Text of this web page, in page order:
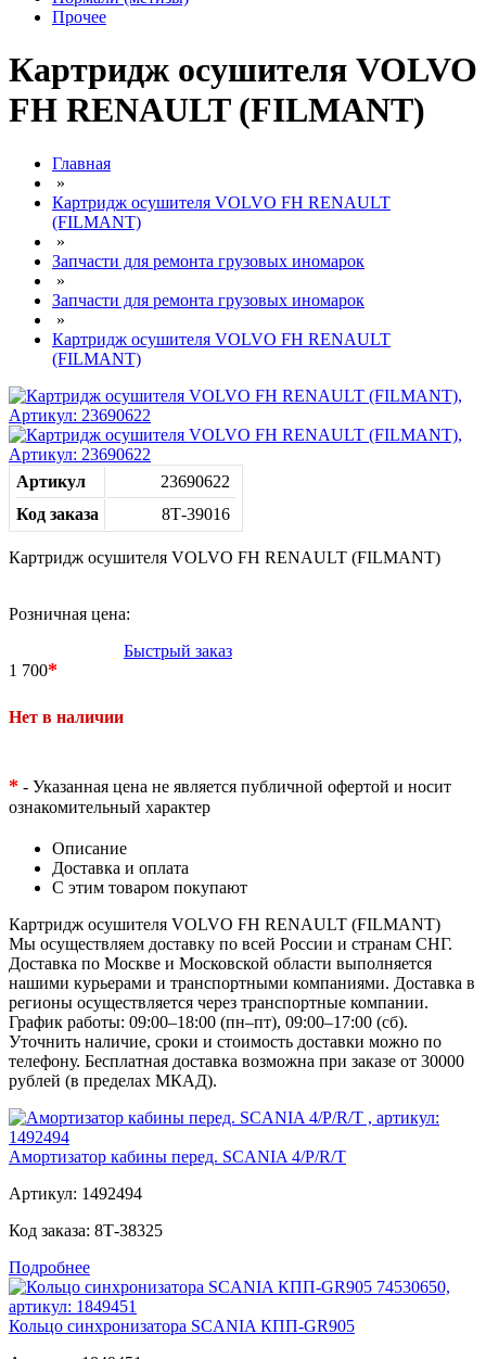
Прочее
Картридж осушителя VOLVO
FH RENAULT (FILMANT)
Главная
»
Картридж осушителя VOLVO FH RENAULT
(FILMANT)
»
Запчасти для ремонта грузовых иномарок
»
Запчасти для ремонта грузовых иномарок
»
Картридж осушителя VOLVO FH RENAULT
(FILMANT)
Артикул
23690622
Код заказа
8Т-39016
Картридж осушителя VOLVO FH RENAULT (FILMANT)
Розничная цена:
1 700*
Нет в наличии
Быстрый заказ
* - Указанная цена не является публичной офертой и носит
ознакомительный характер
Описание
Доставка и оплата
С этим товаром покупают
Картридж осушителя VOLVO FH RENAULT (FILMANT)
Мы осуществляем доставку по всей России и странам СНГ.
Доставка по Москве и Московской области выполняется
нашими курьерами и транспортными компаниями. Доставка в
регионы осуществляется через транспортные компании.
График работы: 09:00–18:00 (пн–пт), 09:00–17:00 (сб).
Уточнить наличие, сроки и стоимость доставки можно по
телефону. Бесплатная доставка возможна при заказе от 30000
рублей (в пределах МКАД).
Амортизатор кабины перед. SCANIA 4/P/R/T
Артикул: 1492494
Код заказа: 8Т-38325
Подробнее
Кольцо синхронизатора SCANIA КПП-GR905